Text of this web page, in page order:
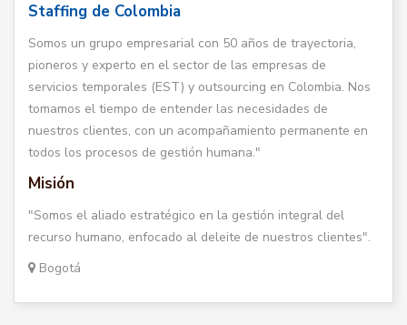
Staffing de Colombia
Somos un grupo empresarial con 50 años de trayectoria,
pioneros y experto en el sector de las empresas de
servicios temporales (EST) y outsourcing en Colombia. Nos
tomamos el tiempo de entender las necesidades de
nuestros clientes, con un acompañamiento permanente en
todos los procesos de gestión humana."
Misión
"Somos el aliado estratégico en la gestión integral del
recurso humano, enfocado al deleite de nuestros clientes".
Bogotá